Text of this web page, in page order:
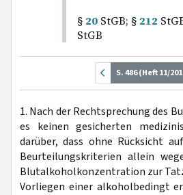
§ 20 StGB; § 212
StGB
S. 486 (Heft 11/
1. Nach der Rechtsprechung des
es keinen gesicherten
darüber, dass ohne Rücksicht
Beurteilungskriterien allein
Blutalkoholkonzentration zur
Vorliegen einer alkoholbedingt